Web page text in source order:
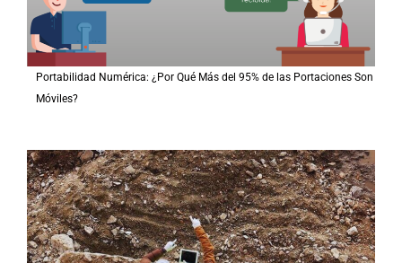
Portabilidad Numérica: ¿Por Qué Más del 95% de las Portaciones Son
Móviles?